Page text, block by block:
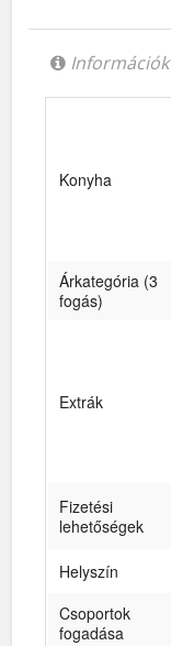
Információk
Konyha
Árkategória (3
fogás)
Extrák
Fizetési
lehetőségek
Helyszín
Csoportok
fogadása